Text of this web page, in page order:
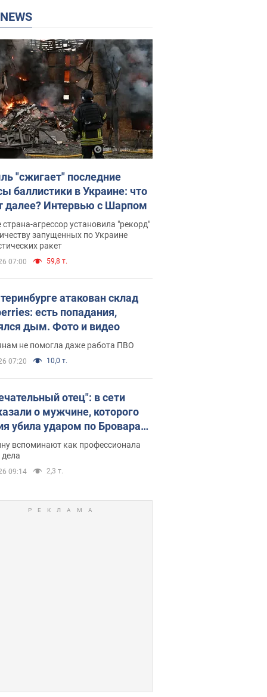
NEWS
"сжигает" последние
баллистики в Украине: что
далее? Интервью с Шарпом
агрессор установила "рекорд"
запущенных по Украине
ракет
07:00 59,8 т.
атакован склад
есть попадания,
дым. Фото и видео
не помогла даже работа ПВО
07:20 10,0 т.
отец": в сети
о мужчине, которого
убила ударом по Броварам.
вспоминают как профессионала
дела
09:14 2,3 т.